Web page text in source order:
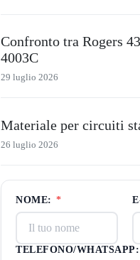
Confronto tra Rogers
4003C
29 luglio 2026
Materiale per circuiti
26 luglio 2026
NOME: *
TELEFONO/WHATSAPP: